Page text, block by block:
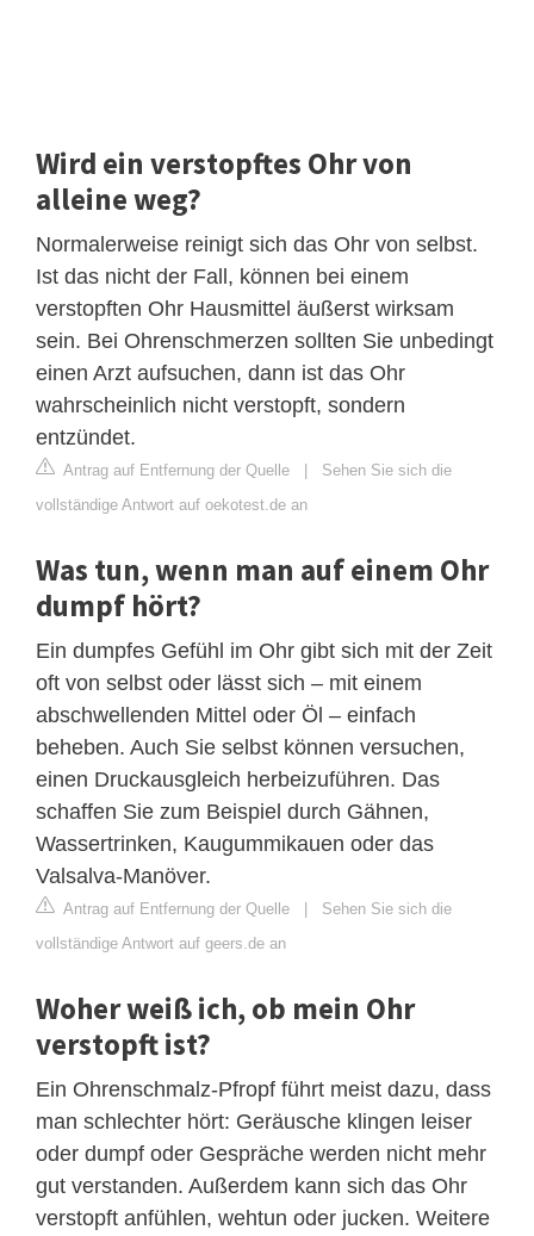
Wird ein verstopftes Ohr von
alleine weg?
Normalerweise reinigt sich das Ohr von selbst.
Ist das nicht der Fall, können bei einem
verstopften Ohr Hausmittel äußerst wirksam
sein. Bei Ohrenschmerzen sollten Sie unbedingt
einen Arzt aufsuchen, dann ist das Ohr
wahrscheinlich nicht verstopft, sondern
entzündet.
Antrag auf Entfernung der Quelle | Sehen Sie sich die
vollständige Antwort auf oekotest.de an
Was tun, wenn man auf einem Ohr
dumpf hört?
Ein dumpfes Gefühl im Ohr gibt sich mit der Zeit
oft von selbst oder lässt sich – mit einem
abschwellenden Mittel oder Öl – einfach
beheben. Auch Sie selbst können versuchen,
einen Druckausgleich herbeizuführen. Das
schaffen Sie zum Beispiel durch Gähnen,
Wassertrinken, Kaugummikauen oder das
Valsalva-Manöver.
Antrag auf Entfernung der Quelle | Sehen Sie sich die
vollständige Antwort auf geers.de an
Woher weiß ich, ob mein Ohr
verstopft ist?
Ein Ohrenschmalz-Pfropf führt meist dazu, dass
man schlechter hört: Geräusche klingen leiser
oder dumpf oder Gespräche werden nicht mehr
gut verstanden. Außerdem kann sich das Ohr
verstopft anfühlen, wehtun oder jucken. Weitere